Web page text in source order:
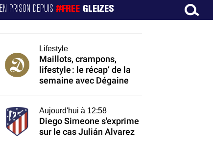
EN PRISON DEPUIS#FREE GLEIZES
Lifestyle
Maillots, crampons,
lifestyle : le récap’ de la
semaine avec Dégaine
Aujourd'hui à 12:58
Diego Simeone s'exprime
sur le cas Julián Alvarez